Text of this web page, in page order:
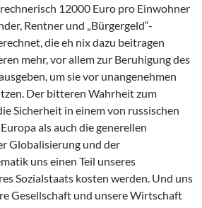
12000 Euro pro Einwohner
Rentner und „Bürgergeld“-
die eh nix dazu beitragen
mehr, vor allem zur Beruhigung des
um sie vor unangenehmen
Der bitteren Wahrheit zum
Sicherheit in einem von russischen
als auch die generellen
Globalisierung und der
uns einen Teil unseres
Sozialstaats kosten werden. Und uns
Gesellschaft und unsere Wirtschaft